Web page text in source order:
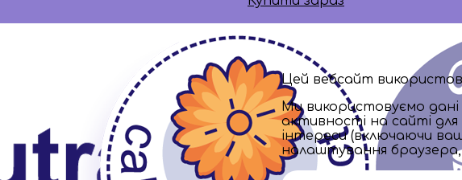
Цей вебсайт
Ми використовуємо дані
активності на сайті
інтереси (включаючи
налаштування браузера,